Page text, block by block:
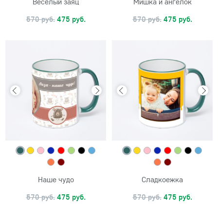
570 руб. 475 руб.
570 руб. 475 руб.
Наше чудо
570 руб. 475 руб.
Сладкоежка
570 руб. 475 руб.